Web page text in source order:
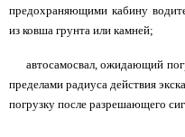
предохраняющими кабину
из ковша грунта или камней;
автосамосвал, ожидающий
пределами радиуса действия
погрузку после разрешающего